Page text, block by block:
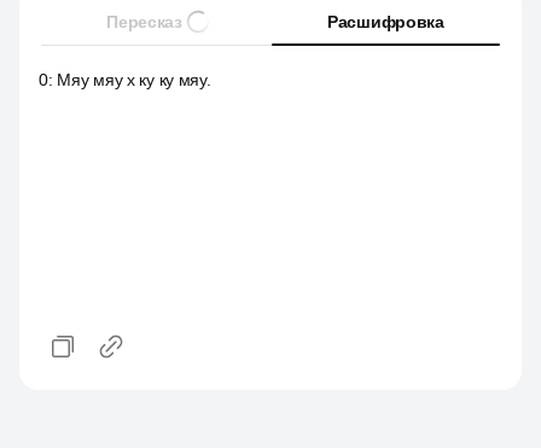
Пересказ Расшифровка
0: Мяу мяу х ку ку мяу.